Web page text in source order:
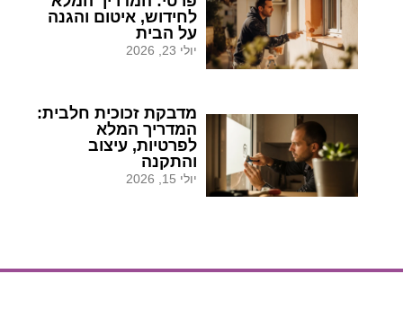
לחידוש, איטום והגנה
על הבית
יולי 23, 2026
מדבקת זכוכית חלבית:
המדריך המלא
לפרטיות, עיצוב
והתקנה
יולי 15, 2026